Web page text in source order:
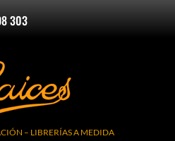
303
– LIBRERÍAS A MEDIDA